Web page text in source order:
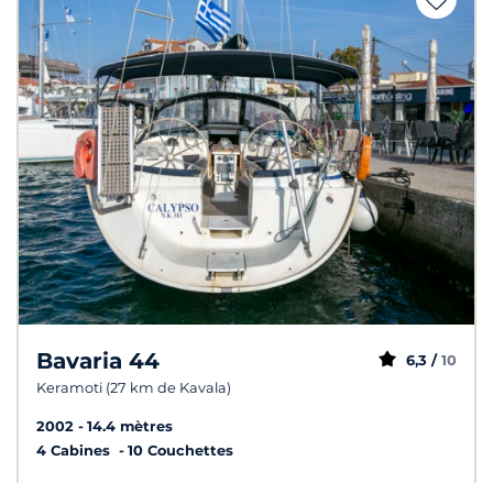
Bavaria 44
Keramoti (27 km de Kavala)
6,3 / 10
2002
14.4 mètres
4 Cabines
10 Couchettes